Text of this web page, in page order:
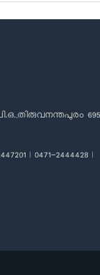
695
| 0471-2444428 |